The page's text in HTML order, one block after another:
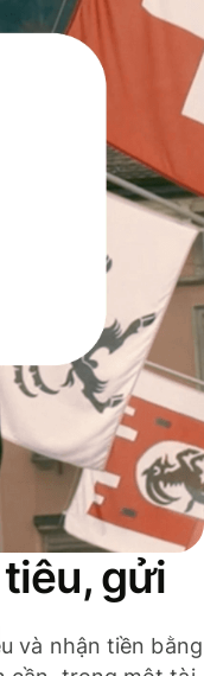
gửi
và nhận tiền bằng